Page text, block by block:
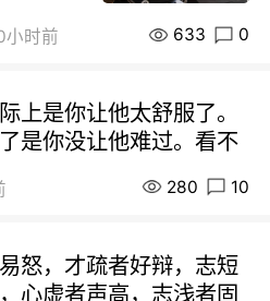
小时前 633 0
上是你让他太舒服了。
是你没让他难过。看不
280 10
怒，才疏者好辩，志短
心虚者声高，志浅者固